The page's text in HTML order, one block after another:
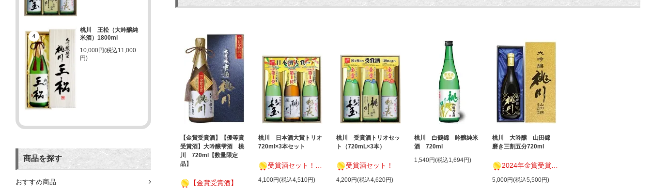
4
桃川 王松（大吟醸純
米酒）1800ml
10,000円(税込11,000
円)
商品を探す
おすすめ商品
【金賞受賞酒】【優等賞
受賞酒】大吟醸雫酒 桃
川 720ml【数量限定
品】
【金賞受賞酒】
桃川 日本酒大賞トリオ
720ml×3本セット
受賞酒セット！ 日本酒大賞トリオ
4,100円(税込4,510円)
桃川 受賞酒トリオセッ
ト（720mL×3本）
受賞酒セット！
4,200円(税込4,620円)
桃川 白鶴錦 吟醸純米
酒 720ml
1,540円(税込1,694円)
桃川 大吟醸 山田錦
磨き三割五分720ml
2024年金賞受賞！KURA MASTER2024
5,000円(税込5,500円)